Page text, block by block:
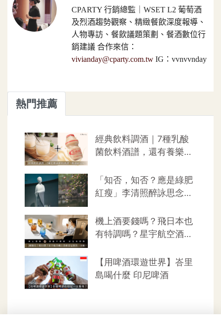
CPARTY 行銷總監｜WSET L2 葡萄酒
及烈酒趨勢觀察、精緻餐飲深度報導、
人物專訪、餐飲議題策劃、餐酒數位行
銷建議 合作來信：
vivianday@cparty.com.tw IG：vvnvvnday